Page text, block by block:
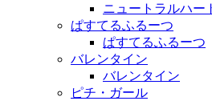
ニュートラルハー
ぱすてるふるーつ
ぱすてるふるーつ
バレンタイン
バレンタイン
ピチ・ガール